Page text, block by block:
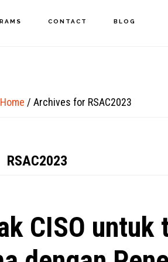
CONTACT BLOG
Home / Archives for RSAC2023
RSAC2023
CISO untuk